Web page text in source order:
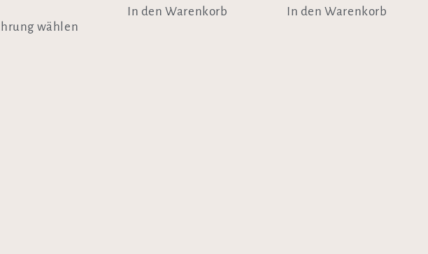
wählen
In den Warenkorb In den Warenkorb